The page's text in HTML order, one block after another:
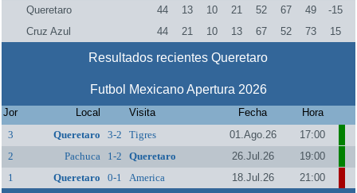
Queretaro
44 13 10 21 52 67 49
-15
Cruz Azul
44 21 10 13 67 52 73 15
Resultados recientes Queretaro
Futbol Mexicano Apertura 2026
Jor Local Visita Fecha
Hora
3
Queretaro 3-2 Tigres 01.Ago.26
17:00
2
Pachuca 1-2 Queretaro 26.Jul.26
19:00
1
Queretaro 0-1 America 18.Jul.26 21:00